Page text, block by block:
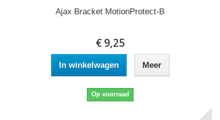
Ajax Bracket MotionProtect-B
€ 9,25
In winkelwagen Meer
Op voorraad